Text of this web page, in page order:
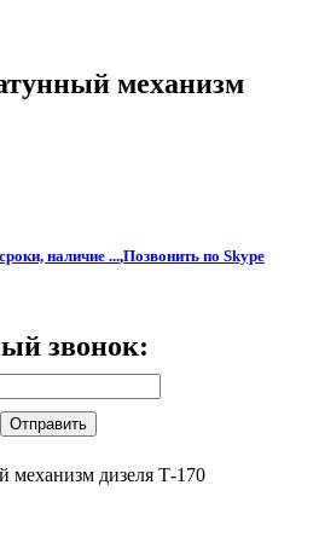
механизм
наличие ...,Позвонить по Skype
звонок: